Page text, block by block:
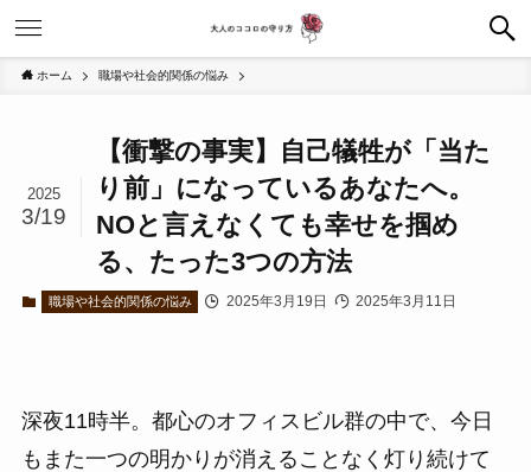
ホーム 職場や社会的関係の悩み
【衝撃の事実】自己犠牲が「当た
り前」になっているあなたへ。
NOと言えなくても幸せを掴め
る、たった3つの方法
2025
3/19
職場や社会的関係の悩み 2025年3月19日 2025年3月11日
深夜11時半。都心のオフィスビル群の中で、今日
もまた一つの明かりが消えることなく灯り続けて